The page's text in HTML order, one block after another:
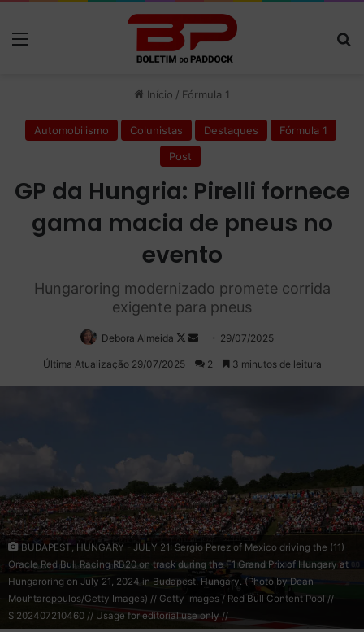
Início / Fórmula 1
Automobilismo Colunistas Destaques
Fórmula 1
Post
GP da Hungria: Pirelli fornece
gama macia de pneus no
evento
Hungaroring modernizado promete corrida
exigente para pneus
Debora Almeida
Follow
on
Mande
um
29/07/2025
Última Atualização 29/07/2025 2 3 minutos de leitura
BUDAPEST, HUNGARY - JULY 21: Sergio Perez of Mexico driving the (11)
Oracle Red Bull Racing RB20 on track during the F1 Grand Prix of Hungary at
Hungaroring on July 21, 2024 in Budapest, Hungary. (Photo by Dean
Mouhtaropoulos/Getty Images) // Getty Images / Red Bull Content Pool //
SI202407210460 // Usage for editorial use only //